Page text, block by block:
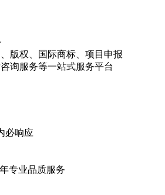
版权、国际商标、项目申报
询服务等一站式服务平台
必响应
年专业品质服务